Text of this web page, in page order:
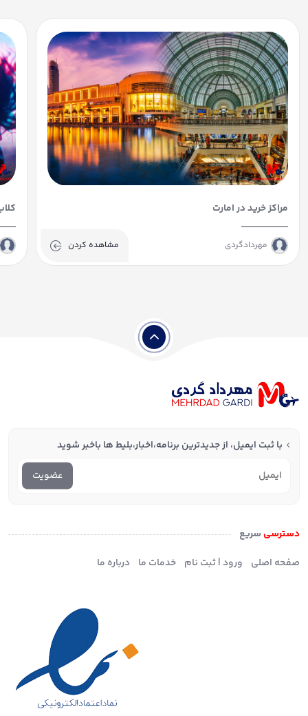
مراکز خرید در امارت
مهردادگردی مشاهده کردن
با ثبت ایمیل، از جدید‌ترین برنامه،اخبار،بلیط ها با‌خبر شوید
عضویت
دسترسی سریع
صفحه اصلی
ورود | ثبت نام خدمات ما درباره ما